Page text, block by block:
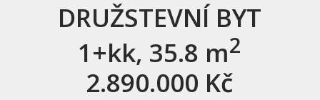
DRUŽSTEVNÍ BYT
1+kk, 35.8 m2
2.890.000 Kč